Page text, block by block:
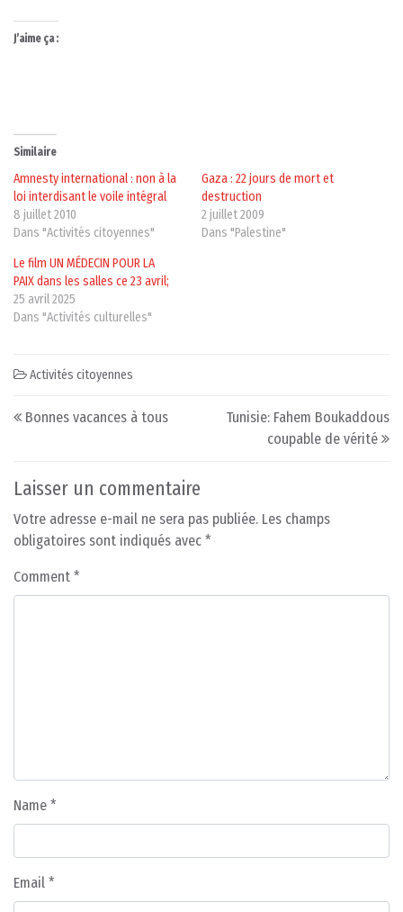
J’aime ça :
Similaire
Amnesty international : non à la
loi interdisant le voile intégral
8 juillet 2010
Dans "Activités citoyennes"
Gaza : 22 jours de mort et
destruction
2 juillet 2009
Dans "Palestine"
Le film UN MÉDECIN POUR LA
PAIX dans les salles ce 23 avril;
25 avril 2025
Dans "Activités culturelles"
Activités citoyennes
Post navigation
Bonnes vacances à tous
Tunisie: Fahem Boukaddous
coupable de vérité
Laisser un commentaire
Votre adresse e-mail ne sera pas publiée. Les champs
obligatoires sont indiqués avec *
Comment *
Name *
Email *